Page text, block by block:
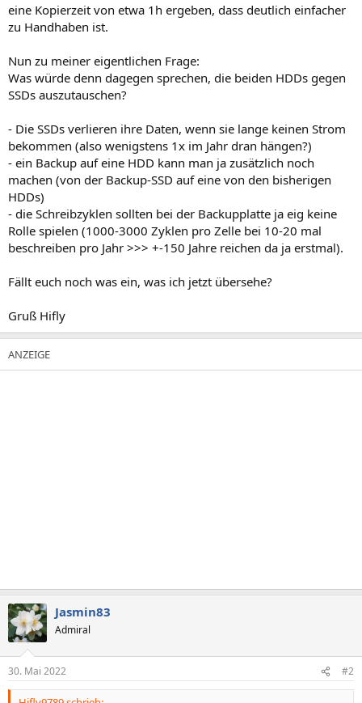
eine Kopierzeit von etwa 1h ergeben, dass deutlich einfacher
zu Handhaben ist.
Nun zu meiner eigentlichen Frage:
Was würde denn dagegen sprechen, die beiden HDDs gegen
SSDs auszutauschen?
- Die SSDs verlieren ihre Daten, wenn sie lange keinen Strom
bekommen (also wenigstens 1x im Jahr dran hängen?)
- ein Backup auf eine HDD kann man ja zusätzlich noch
machen (von der Backup-SSD auf eine von den bisherigen
HDDs)
- die Schreibzyklen sollten bei der Backupplatte ja eig keine
Rolle spielen (1000-3000 Zyklen pro Zelle bei 10-20 mal
beschreiben pro Jahr >>> +-150 Jahre reichen da ja erstmal).
Fällt euch noch was ein, was ich jetzt übersehe?
Gruß Hifly
Jasmin83
Admiral
30. Mai 2022 #2